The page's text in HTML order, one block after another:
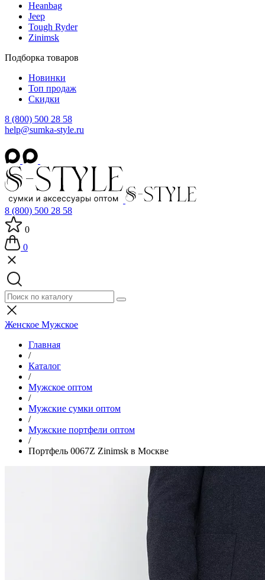
Heanbag
Jeep
Tough Ryder
Zinimsk
Подборка товаров
Новинки
Топ продаж
Скидки
8 (800) 500 28 58
help@sumka-style.ru
8 (800) 500 28 58
0
0
Женское Мужское
Главная
/
Каталог
/
Мужское оптом
/
Мужские сумки оптом
/
Мужские портфели оптом
/
Портфель 0067Z Zinimsk в Москве